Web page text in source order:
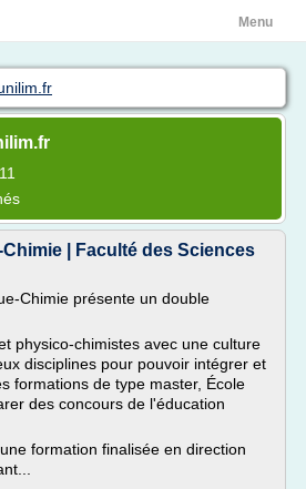
Menu
| Faculté des Sciences
Chimie présente un double
physico-chimistes avec une culture
disciplines pour pouvoir intégrer et
formations de type master, École
des concours de l'éducation
formation finalisée en direction